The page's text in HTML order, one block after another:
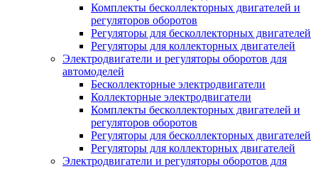
Комплекты бесколлекторных двигателей и
регуляторов оборотов
Регуляторы для бесколлекторных двигателей
Регуляторы для коллекторных двигателей
Электродвигатели и регуляторы оборотов для
автомоделей
Бесколлекторные электродвигатели
Коллекторные электродвигатели
Комплекты бесколлекторных двигателей и
регуляторов оборотов
Регуляторы для бесколлекторных двигателей
Регуляторы для коллекторных двигателей
Электродвигатели и регуляторы оборотов для